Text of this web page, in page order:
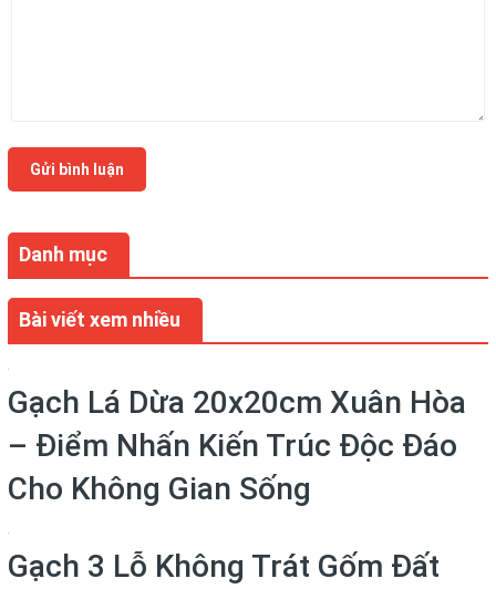
Danh mục
Bài viết xem nhiều
Gạch Lá Dừa 20x20cm Xuân Hòa
– Điểm Nhấn Kiến Trúc Độc Đáo
Cho Không Gian Sống
Gạch 3 Lỗ Không Trát Gốm Đất
Gửi bình luận